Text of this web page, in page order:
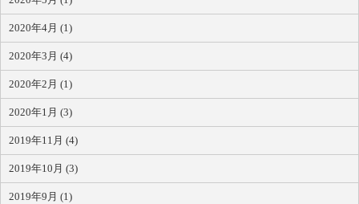
2020年4月 (1)
2020年3月 (4)
2020年2月 (1)
2020年1月 (3)
2019年11月 (4)
2019年10月 (3)
2019年9月 (1)